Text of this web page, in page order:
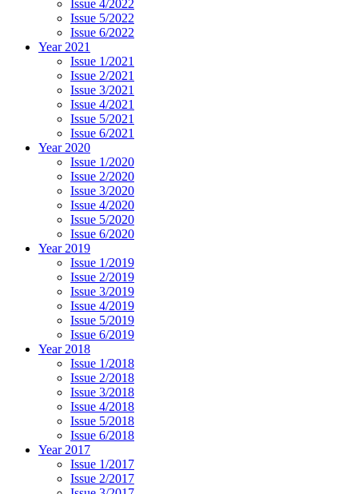
Issue 4/2022
Issue 5/2022
Issue 6/2022
Year 2021
Issue 1/2021
Issue 2/2021
Issue 3/2021
Issue 4/2021
Issue 5/2021
Issue 6/2021
Year 2020
Issue 1/2020
Issue 2/2020
Issue 3/2020
Issue 4/2020
Issue 5/2020
Issue 6/2020
Year 2019
Issue 1/2019
Issue 2/2019
Issue 3/2019
Issue 4/2019
Issue 5/2019
Issue 6/2019
Year 2018
Issue 1/2018
Issue 2/2018
Issue 3/2018
Issue 4/2018
Issue 5/2018
Issue 6/2018
Year 2017
Issue 1/2017
Issue 2/2017